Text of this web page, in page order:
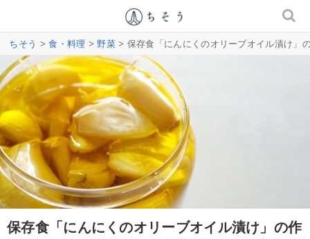
ちそう >食・料理 >野菜> 保存食「にんにくのオリーブオイル漬け」
保存食「にんにくのオリーブオイル漬け」の作